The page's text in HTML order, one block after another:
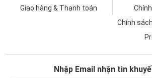
Giao hàng & Thanh toán
Chính
Nhập Email nhận tin